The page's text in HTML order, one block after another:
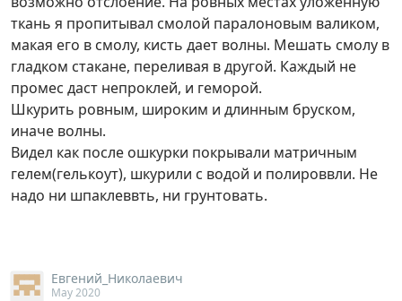
ткань я пропитывал смолой паралоновым валиком,
макая его в смолу, кисть дает волны. Мешать смолу в
гладком стакане, переливая в другой. Каждый не
промес даст непроклей, и геморой.
Шкурить ровным, широким и длинным бруском,
иначе волны.
Видел как после ошкурки покрывали матричным
гелем(гелькоут), шкурили с водой и полироввли. Не
надо ни шпаклеввть, ни грунтовать.
Евгений_Николаевич
May 2020